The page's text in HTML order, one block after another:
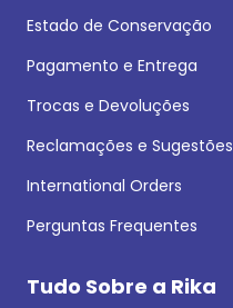
Estado de Conservação
Pagamento e Entrega
Trocas e Devoluções
Reclamações e Sugestões
International Orders
Perguntas Frequentes
Tudo Sobre a Rika